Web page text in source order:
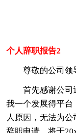
个人辞职报告2
尊敬的公司领
首先感谢公司
我一个发展得平
人原因，无法为
辞职申请，将于